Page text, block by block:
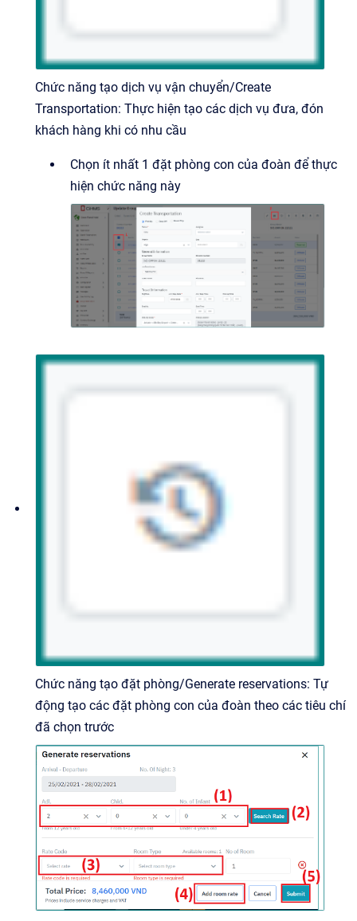
Chức năng tạo dịch vụ vận chuyển/Create
Transportation: Thực hiện tạo các dịch vụ đưa, đón
khách hàng khi có nhu cầu
Chọn ít nhất 1 đặt phòng con của đoàn để thực
hiện chức năng này
Chức năng tạo đặt phòng/Generate reservations: Tự
động tạo các đặt phòng con của đoàn theo các tiêu chí
đã chọn trước